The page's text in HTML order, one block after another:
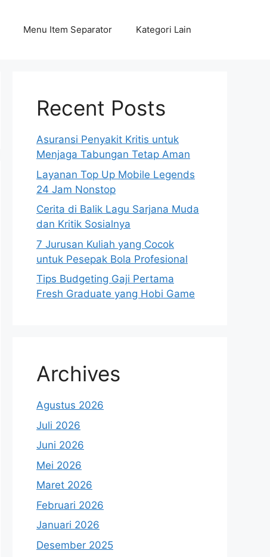
Menu Item Separator Kategori Lain
Recent Posts
Asuransi Penyakit Kritis untuk
Menjaga Tabungan Tetap Aman
Layanan Top Up Mobile Legends
24 Jam Nonstop
Cerita di Balik Lagu Sarjana Muda
dan Kritik Sosialnya
7 Jurusan Kuliah yang Cocok
untuk Pesepak Bola Profesional
Tips Budgeting Gaji Pertama
Fresh Graduate yang Hobi Game
Archives
Agustus 2026
Juli 2026
Juni 2026
Mei 2026
Maret 2026
Februari 2026
Januari 2026
Desember 2025